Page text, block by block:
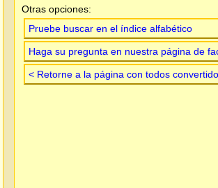
Otras opciones:
Pruebe buscar en el índice alfabético
Haga su pregunta en nuestra página de
< Retorne a la página con todos